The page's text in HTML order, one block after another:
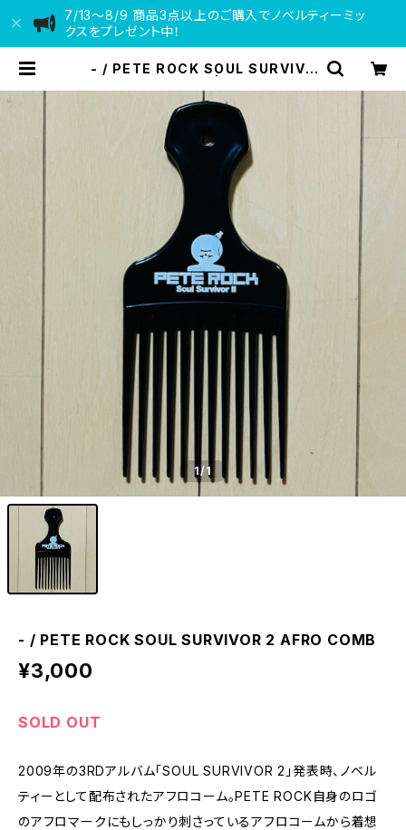
7/13〜8/9 商品3点以上のご購入でノベルティーミッ
クスをプレゼント中！
- / PETE ROCK SOUL SURVIVO
ER
1/1
- / PETE ROCK SOUL SURVIVOR 2 AFRO COMB
¥3,000
SOLD OUT
2009年の3RDアルバム「SOUL SURVIVOR 2」発表時、ノベル
ティーとして配布されたアフロコーム。PETE ROCK自身のロゴ
のアフロマークにもしっかり刺さっているアフロコームから着想